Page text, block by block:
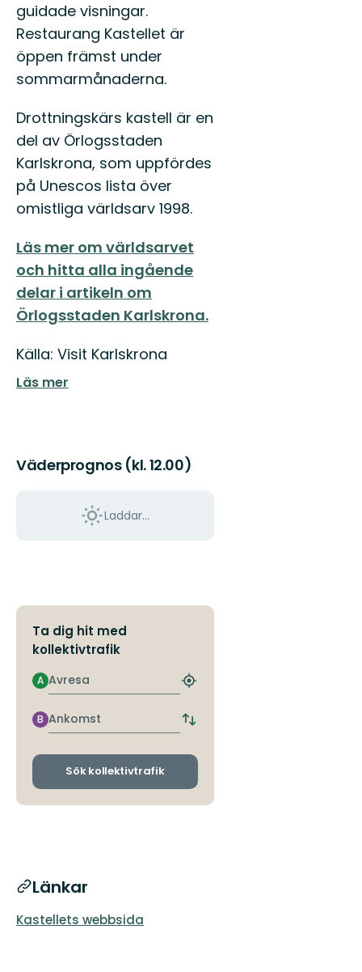
guidade visningar.
Restaurang Kastellet är
öppen främst under
sommarmånaderna.
Drottningskärs kastell är en
del av Örlogsstaden
Karlskrona, som uppfördes
på Unescos lista över
omistliga världsarv 1998.
Läs mer om världsarvet
och hitta alla ingående
delar i artikeln om
Örlogsstaden Karlskrona.
Källa: Visit Karlskrona
Läs mer
Väderprognos (kl. 12.00)
Laddar...
Ta dig hit med
kollektivtrafik
Avresa
A
Hitta
hållplats
Ankomst
B
Byt
och
Sök kollektivtrafik
Länkar
Kastellets webbsida